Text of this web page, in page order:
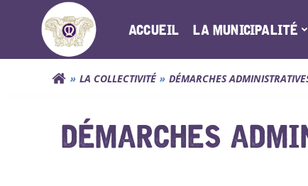
contenu
ACCUEIL LA MUNICIPALITÉ
LA COLLECTIVITÉ DÉMARCHES
DÉMARCHES